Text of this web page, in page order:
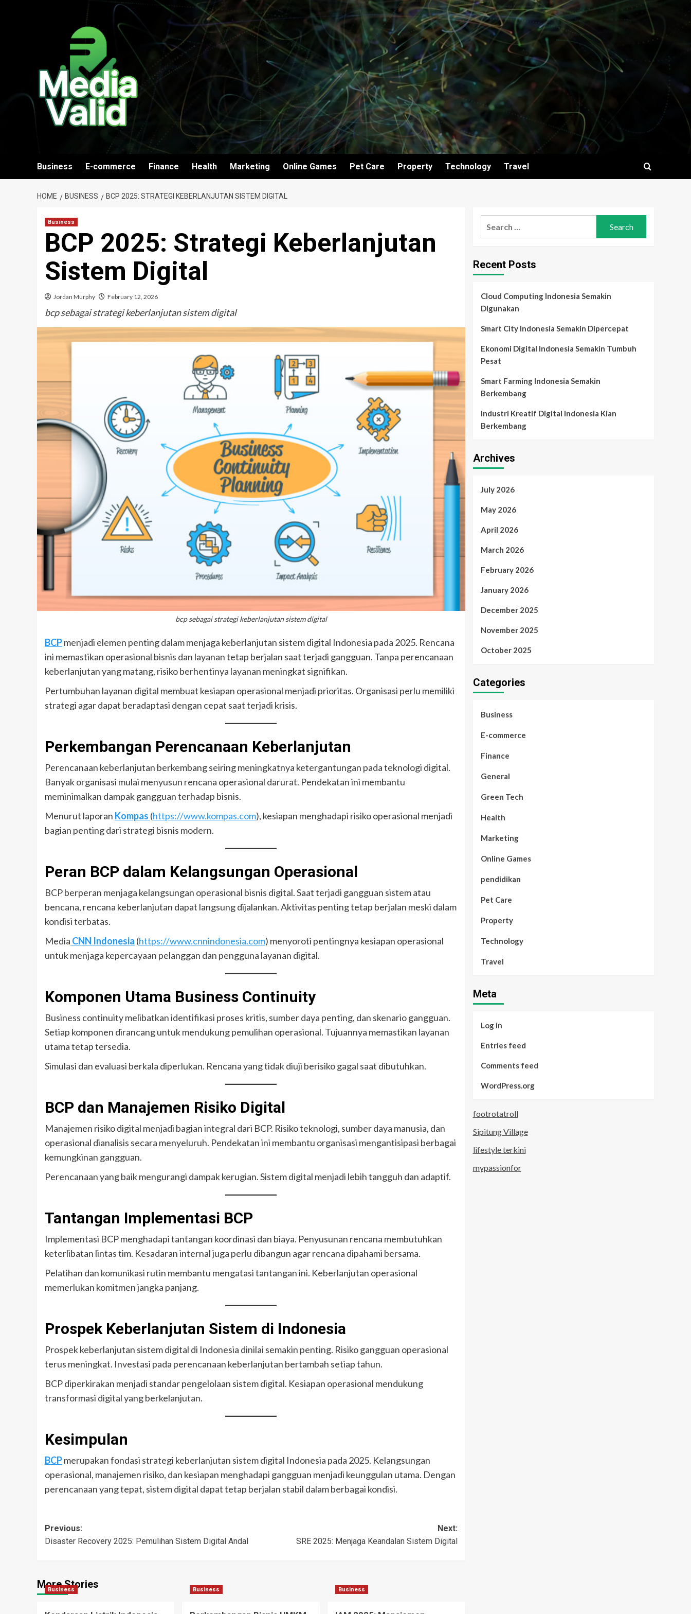
Business E-commerce Finance Health Marketing Online Games Pet Care Property Technology Travel
HOME BUSINESS BCP 2025: STRATEGI KEBERLANJUTAN SISTEM DIGITAL
Business
BCP 2025: Strategi Keberlanjutan
Sistem Digital
Jordan Murphy February 12, 2026
bcp sebagai strategi keberlanjutan sistem digital
bcp sebagai strategi keberlanjutan sistem digital
BCPmenjadi elemen penting dalam menjaga keberlanjutan sistem digital Indonesia pada 2025. Rencana
ini memastikan operasional bisnis dan layanan tetap berjalan saat terjadi gangguan. Tanpa perencanaan
keberlanjutan yang matang, risiko berhentinya layanan meningkat signifikan.
Pertumbuhan layanan digital membuat kesiapan operasional menjadi prioritas. Organisasi perlu memiliki
strategi agar dapat beradaptasi dengan cepat saat terjadi krisis.
Perkembangan Perencanaan Keberlanjutan
Perencanaan keberlanjutan berkembang seiring meningkatnya ketergantungan pada teknologi digital.
Banyak organisasi mulai menyusun rencana operasional darurat. Pendekatan ini membantu
meminimalkan dampak gangguan terhadap bisnis.
Menurut laporan Kompas (https://www.kompas.com), kesiapan menghadapi risiko operasional menjadi
bagian penting dari strategi bisnis modern.
Peran BCP dalam Kelangsungan Operasional
BCP berperan menjaga kelangsungan operasional bisnis digital. Saat terjadi gangguan sistem atau
bencana, rencana keberlanjutan dapat langsung dijalankan. Aktivitas penting tetap berjalan meski dalam
kondisi terbatas.
Media CNN Indonesia (https://www.cnnindonesia.com) menyoroti pentingnya kesiapan operasional
untuk menjaga kepercayaan pelanggan dan pengguna layanan digital.
Komponen Utama Business Continuity
Business continuity melibatkan identifikasi proses kritis, sumber daya penting, dan skenario gangguan.
Setiap komponen dirancang untuk mendukung pemulihan operasional. Tujuannya memastikan layanan
utama tetap tersedia.
Simulasi dan evaluasi berkala diperlukan. Rencana yang tidak diuji berisiko gagal saat dibutuhkan.
BCP dan Manajemen Risiko Digital
Manajemen risiko digital menjadi bagian integral dari BCP. Risiko teknologi, sumber daya manusia, dan
operasional dianalisis secara menyeluruh. Pendekatan ini membantu organisasi mengantisipasi berbagai
kemungkinan gangguan.
Perencanaan yang baik mengurangi dampak kerugian. Sistem digital menjadi lebih tangguh dan adaptif.
Tantangan Implementasi BCP
Implementasi BCP menghadapi tantangan koordinasi dan biaya. Penyusunan rencana membutuhkan
keterlibatan lintas tim. Kesadaran internal juga perlu dibangun agar rencana dipahami bersama.
Pelatihan dan komunikasi rutin membantu mengatasi tantangan ini. Keberlanjutan operasional
memerlukan komitmen jangka panjang.
Prospek Keberlanjutan Sistem di Indonesia
Prospek keberlanjutan sistem digital di Indonesia dinilai semakin penting. Risiko gangguan operasional
terus meningkat. Investasi pada perencanaan keberlanjutan bertambah setiap tahun.
BCP diperkirakan menjadi standar pengelolaan sistem digital. Kesiapan operasional mendukung
transformasi digital yang berkelanjutan.
Kesimpulan
BCPmerupakan fondasi strategi keberlanjutan sistem digital Indonesia pada 2025. Kelangsungan
operasional, manajemen risiko, dan kesiapan menghadapi gangguan menjadi keunggulan utama. Dengan
perencanaan yang tepat, sistem digital dapat tetap berjalan stabil dalam berbagai kondisi.
Post
navigation
Previous:
Disaster Recovery 2025: Pemulihan Sistem Digital Andal
Next:
SRE 2025: Menjaga Keandalan Sistem Digital
More Stories
Business Business Business
Recent Posts
Cloud Computing Indonesia Semakin
Digunakan
Smart City Indonesia Semakin Dipercepat
Ekonomi Digital Indonesia Semakin Tumbuh
Pesat
Smart Farming Indonesia Semakin
Berkembang
Industri Kreatif Digital Indonesia Kian
Berkembang
Archives
July 2026
May 2026
April 2026
March 2026
February 2026
January 2026
December 2025
November 2025
October 2025
Categories
Business
E-commerce
Finance
General
Green Tech
Health
Marketing
Online Games
pendidikan
Pet Care
Property
Technology
Travel
Meta
Log in
Entries feed
Comments feed
WordPress.org
footrotatroll
Sipitung Village
lifestyle terkini
mypassionfor